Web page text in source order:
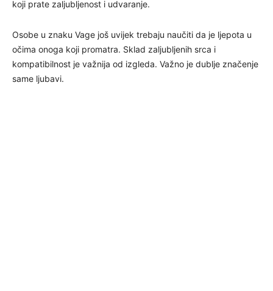
koji prate zaljubljenost i udvaranje.
Osobe u znaku Vage još uvijek trebaju naučiti da je ljepota u
očima onoga koji promatra. Sklad zaljubljenih srca i
kompatibilnost je važnija od izgleda. Važno je dublje značenje
same ljubavi.